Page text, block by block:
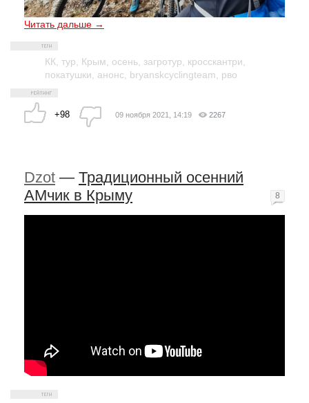
Читать дальше →
КК тур Крым осень загротур кросскантри
покатушки
анонс bryanskcyclingteam рво
+98 09 ноября 2021, 14:19 2267
Dzot — Традиционный осенний
АМчик в Крыму
8